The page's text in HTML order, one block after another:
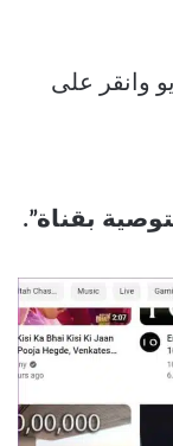
وانقر على
بقناة”.